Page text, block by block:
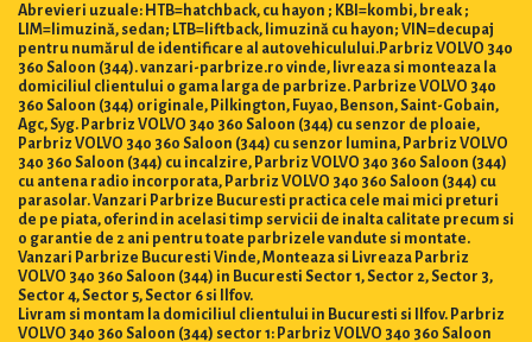
Abrevieri uzuale: HTB=hatchback, cu hayon ; KBI=kombi, break ;
LIM=limuzină, sedan; LTB=liftback, limuzină cu hayon; VIN=decupaj
pentru numărul de identificare al autovehiculului.Parbriz VOLVO 340
360 Saloon (344). vanzari-parbrize.ro vinde, livreaza si monteaza la
domiciliul clientului o gama larga de parbrize. Parbrize VOLVO 340
360 Saloon (344) originale, Pilkington, Fuyao, Benson, Saint-Gobain,
Agc, Syg. Parbriz VOLVO 340 360 Saloon (344) cu senzor de ploaie,
Parbriz VOLVO 340 360 Saloon (344) cu senzor lumina, Parbriz VOLVO
340 360 Saloon (344) cu incalzire, Parbriz VOLVO 340 360 Saloon (344)
cu antena radio incorporata, Parbriz VOLVO 340 360 Saloon (344) cu
parasolar. Vanzari Parbrize Bucuresti practica cele mai mici preturi
de pe piata, oferind in acelasi timp servicii de inalta calitate precum si
o garantie de 2 ani pentru toate parbrizele vandute si montate.
Vanzari Parbrize Bucuresti Vinde, Monteaza si Livreaza Parbriz
VOLVO 340 360 Saloon (344) in Bucuresti Sector 1, Sector 2, Sector 3,
Sector 4, Sector 5, Sector 6 si Ilfov.
Livram si montam la domiciliul clientului in Bucuresti si Ilfov. Parbriz
VOLVO 340 360 Saloon (344) sector 1: Parbriz VOLVO 340 360 Saloon